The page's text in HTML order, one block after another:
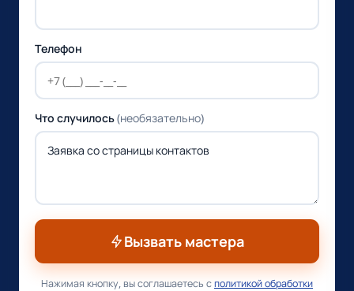
Телефон
Что случилось(необязательно)
Вызвать мастера
Нажимая кнопку, вы соглашаетесь сполитикой обработки